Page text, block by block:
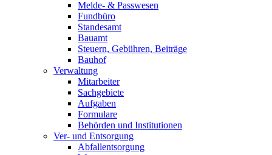
Melde- & Passwesen
Fundbüro
Standesamt
Bauamt
Steuern, Gebühren, Beiträge
Bauhof
Verwaltung
Mitarbeiter
Sachgebiete
Aufgaben
Formulare
Behörden und Institutionen
Ver- und Entsorgung
Abfallentsorgung